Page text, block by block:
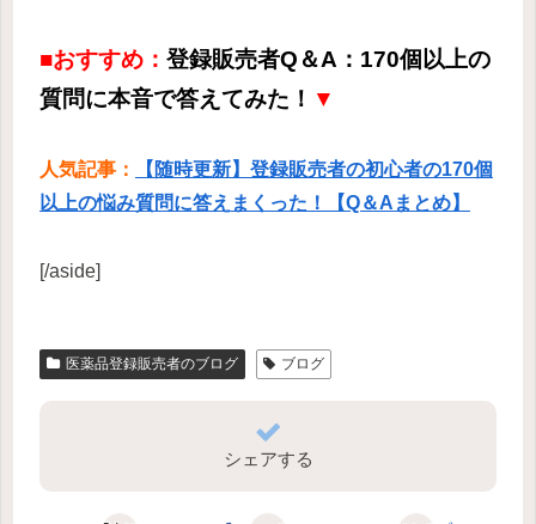
■おすすめ： 登録販売者Q＆A：170個以上の
質問に本音で答えてみた！ ▼
人気記事：
【随時更新】登録販売者の初心者の170個
以上の悩み質問に答えまくった！【Q＆Aまとめ】
[/aside]
医薬品登録販売者のブログ ブログ
シェアする